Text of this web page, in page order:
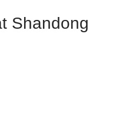
Shandong